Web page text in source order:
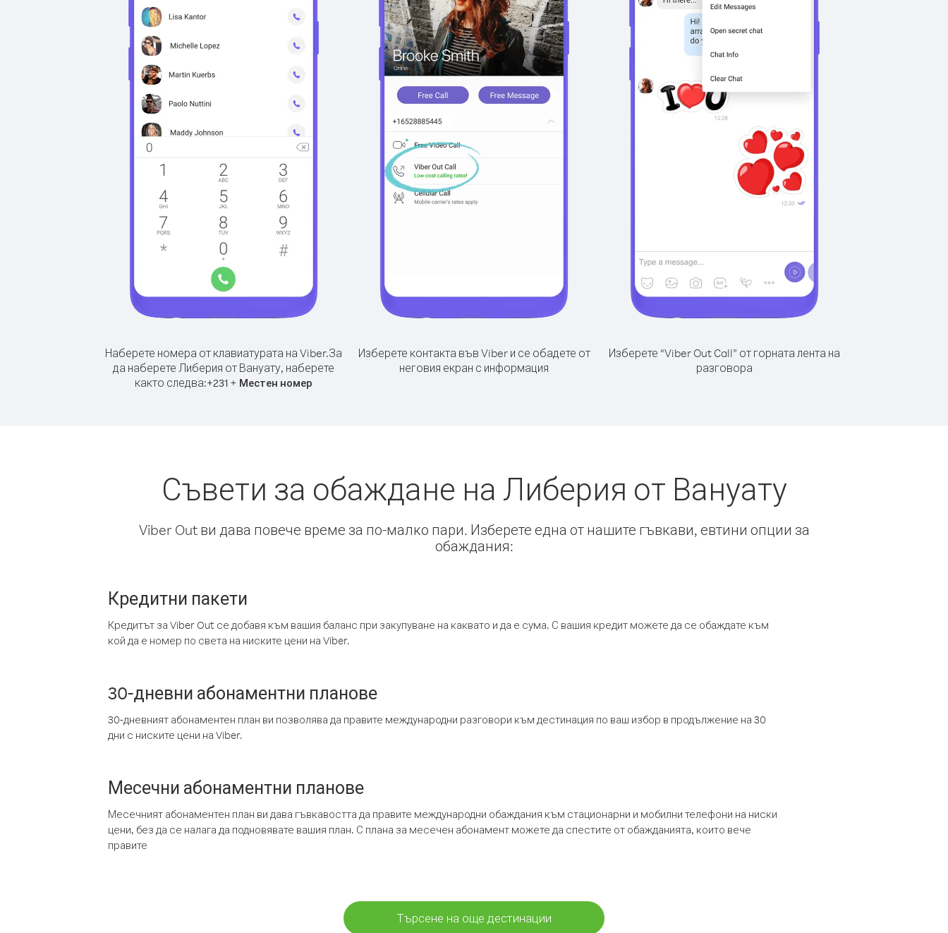
Наберете номера от клавиатурата на Viber.За
да наберете Либерия от Вануату, наберете
както следва:+231 + Местен номер
Изберете контакта във Viber и се обадете от
неговия екран с информация
Изберете “Viber Out Call” от горната лента на
разговора
Съвети за обаждане на Либерия от Вануату
Viber Out ви дава повече време за по-малко пари. Изберете една от нашите гъвкави, евтини опции за
обаждания:
Кредитни пакети
Кредитът за Viber Out се добавя към вашия баланс при закупуване на каквато и да е сума. С вашия кредит можете да се обаждате към
кой да е номер по света на ниските цени на Viber.
30-дневни абонаментни планове
30-дневният абонаментен план ви позволява да правите международни разговори към дестинация по ваш избор в продължение на 30
дни с ниските цени на Viber.
Месечни абонаментни планове
Месечният абонаментен план ви дава гъвкавостта да правите международни обаждания към стационарни и мобилни телефони на ниски
цени, без да се налага да подновявате вашия план. С плана за месечен абонамент можете да спестите от обажданията, които вече
правите
Търсене на още дестинации